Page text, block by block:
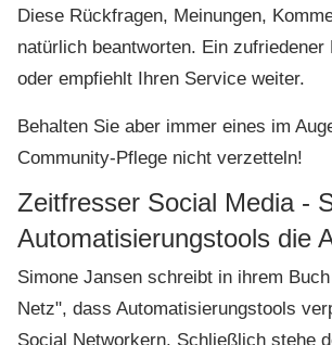
Diese Rückfragen, Meinungen,
natürlich beantworten. Ein zufriedener
oder empfiehlt Ihren Service weiter.
Behalten Sie aber immer eines im
Community-Pflege nicht verzetteln!
Zeitfresser Social Media -
Automatisierungstools die
Simone Jansen schreibt in ihrem
Netz", dass Automatisierungstools
Social Networkern. Schließlich stehe